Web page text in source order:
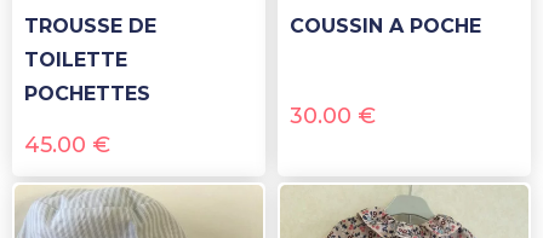
TROUSSE DE
TOILETTE
POCHETTES
45.00 €
COUSSIN A POCHE
30.00 €